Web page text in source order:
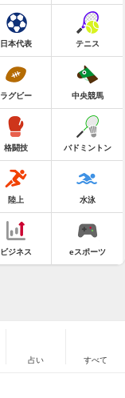
日本代表 テニス
ラグビー 中央競馬
格闘技 バドミントン
陸上 水泳
ビジネス eスポーツ
占い すべて